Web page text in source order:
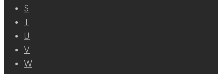
S
U
V
W